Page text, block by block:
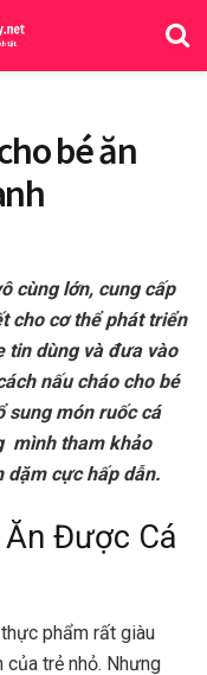
bé ăn
cùng lớn, cung cấp
cho cơ thể phát triển
tin dùng và đưa vào
nấu cháo cho bé
sung món ruốc cá
mình tham khảo
dặm cực hấp dẫn.
Ăn Được Cá
phẩm rất giàu
trẻ nhỏ. Nhưng